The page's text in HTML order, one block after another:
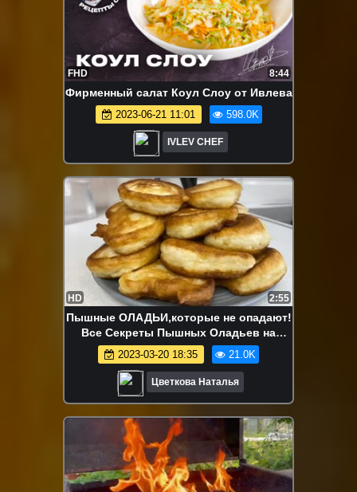
FHD 8:44
Фирменный салат Коул Слоу от Ивлева
2023-06-21 11:01 598.0K
IVLEV CHEF
HD 2:55
Пышные ОЛАДЬИ,которые не опадают!
Все Секреты Пышных Оладьев на
кефире!
2023-03-20 18:35 21.0K
Цветкова Наталья